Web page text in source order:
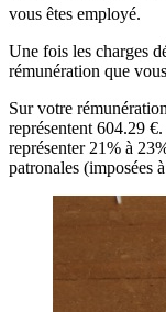
vous êtes employé.
Une fois les charges
rémunération que
Sur votre
représentent 604.29
représenter 21% à
patronales (imposées